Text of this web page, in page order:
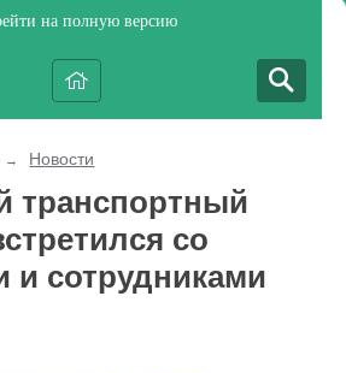
на полную версию
→ Новости
транспортный
со
и сотрудниками